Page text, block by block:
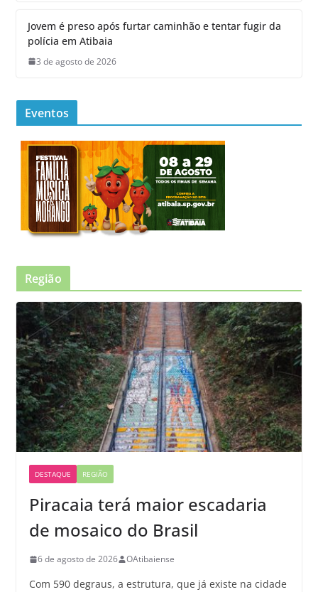
Jovem é preso após furtar caminhão e tentar fugir da
polícia em Atibaia
3 de agosto de 2026
Eventos
Região
DESTAQUE REGIÃO
Piracaia terá maior escadaria
de mosaico do Brasil
6 de agosto de 2026 OAtibaiense
Com 590 degraus, a estrutura, que já existe na cidade